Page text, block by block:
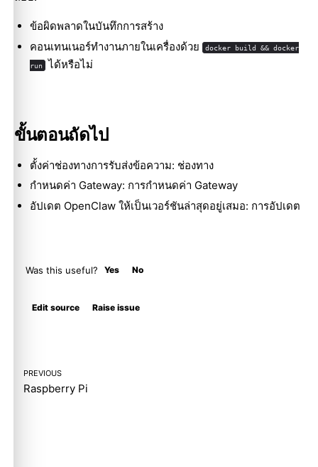
ข้อผิดพลาดในบันทึกการสร้าง
คอนเทนเนอร์ทำงานภายในเครื่องด้วย
docker build && docker
run ได้หรือไม่
ขั้นตอนถัดไป
ตั้งค่าช่องทางการรับส่งข้อความ: ช่องทาง
กำหนดค่า Gateway: การกำหนดค่า Gateway
อัปเดต OpenClaw ให้เป็นเวอร์ชันล่าสุดอยู่เสมอ: การอัปเดต
Was this useful? Yes No
Edit source Raise issue
PREVIOUS
Raspberry Pi